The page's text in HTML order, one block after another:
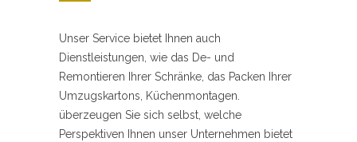
Unser Service bietet Ihnen auch
Dienstleistungen, wie das De- und
Remontieren Ihrer Schränke, das Packen Ihrer
Umzugskartons, Küchenmontagen.
überzeugen Sie sich selbst, welche
Perspektiven Ihnen unser Unternehmen bietet